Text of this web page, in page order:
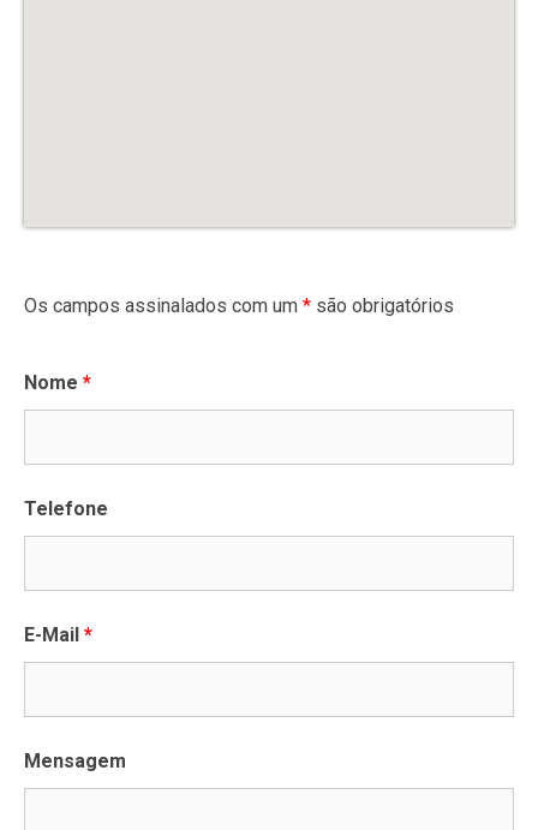
Os campos assinalados com um * são obrigatórios
Nome *
Telefone
E-Mail *
Mensagem